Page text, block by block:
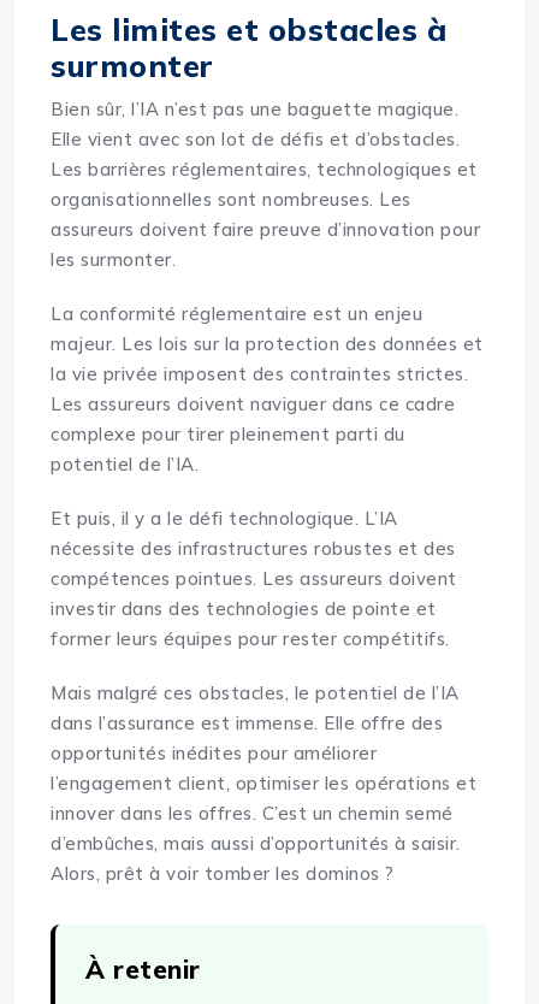
Les limites et obstacles à
surmonter
Bien sûr, l’IA n’est pas une baguette magique.
Elle vient avec son lot de défis et d’obstacles.
Les barrières réglementaires, technologiques et
organisationnelles sont nombreuses. Les
assureurs doivent faire preuve d’innovation pour
les surmonter.
La conformité réglementaire est un enjeu
majeur. Les lois sur la protection des données et
la vie privée imposent des contraintes strictes.
Les assureurs doivent naviguer dans ce cadre
complexe pour tirer pleinement parti du
potentiel de l’IA.
Et puis, il y a le défi technologique. L’IA
nécessite des infrastructures robustes et des
compétences pointues. Les assureurs doivent
investir dans des technologies de pointe et
former leurs équipes pour rester compétitifs.
Mais malgré ces obstacles, le potentiel de l’IA
dans l’assurance est immense. Elle offre des
opportunités inédites pour améliorer
l’engagement client, optimiser les opérations et
innover dans les offres. C’est un chemin semé
d’embûches, mais aussi d’opportunités à saisir.
Alors, prêt à voir tomber les dominos ?
À retenir